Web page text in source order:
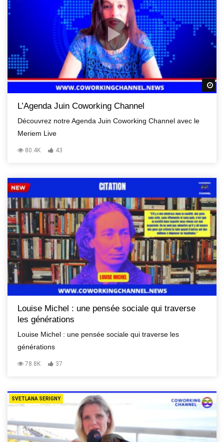
L’Agenda Juin Coworking Channel
Découvrez notre Agenda Juin Coworking Channel avec le
Meriem Live
80.4K 43
Louise Michel : une pensée sociale qui traverse
les générations
Louise Michel : une pensée sociale qui traverse les
générations
78.8K 37
SVETLANA SERIGNY